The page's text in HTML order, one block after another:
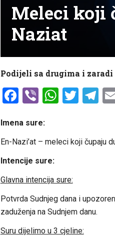
Meleci koji
Naziat
Podijeli sa drugima i zaradi
Facebook
Viber
Imena sure:
En-Nazi’at – meleci koji čupaju
Intencije sure:
Glavna intencija sure:
Potvrda Sudnjeg dana i
zaduženja na Sudnjem danu.
Suru dijelimo u 3 cjeline: